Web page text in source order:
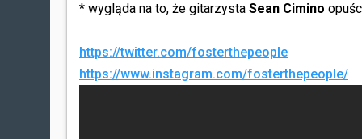
* wygląda na to, że gitarzysta Sean Cimino
https://twitter.com/fosterthepeople
https://www.instagram.com/fosterthepeople/